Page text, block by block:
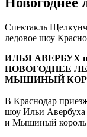
Спектакль
ледовое шоу
ИЛЬЯ АВЕРБУХ
НОВОГОДНЕЕ
МЫШИНЫЙ
В Краснодар
шоу Ильи
и Мышиный